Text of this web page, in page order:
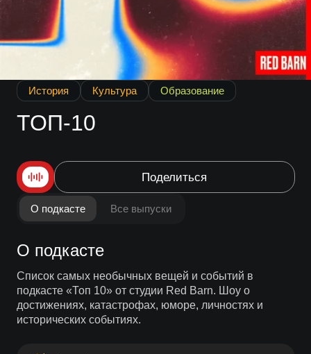
История Культура Образование
ТОП-10
Поделиться
О подкасте Все выпуски
О подкасте
Список самых необычных вещей и событий в
подкасте «Топ 10» от студии Red Barn. Шоу о
достижениях, катастрофах, юморе, личностях и
исторических событиях.